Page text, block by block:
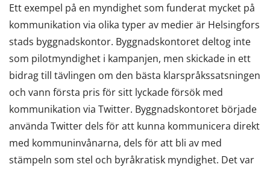
Ett exempel på en myndighet som funderat mycket på
kommunikation via olika typer av medier är Helsingfors
stads byggnadskontor. Byggnadskontoret deltog inte
som pilotmyndighet i kampanjen, men skickade in ett
bidrag till tävlingen om den bästa klarspråkssatsningen
och vann första pris för sitt lyckade försök med
kommunikation via Twitter. Byggnadskontoret började
använda Twitter dels för att kunna kommunicera direkt
med kommuninvånarna, dels för att bli av med
stämpeln som stel och byråkratisk myndighet. Det var